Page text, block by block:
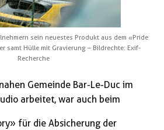
sein neuestes Produkt aus dem «Pride
samt Hülle mit Gravierung – Bildrechte: Exif-
Recherche
Gemeinde Bar-Le-Duc im
arbeitet, war auch beim
für die Absicherung der